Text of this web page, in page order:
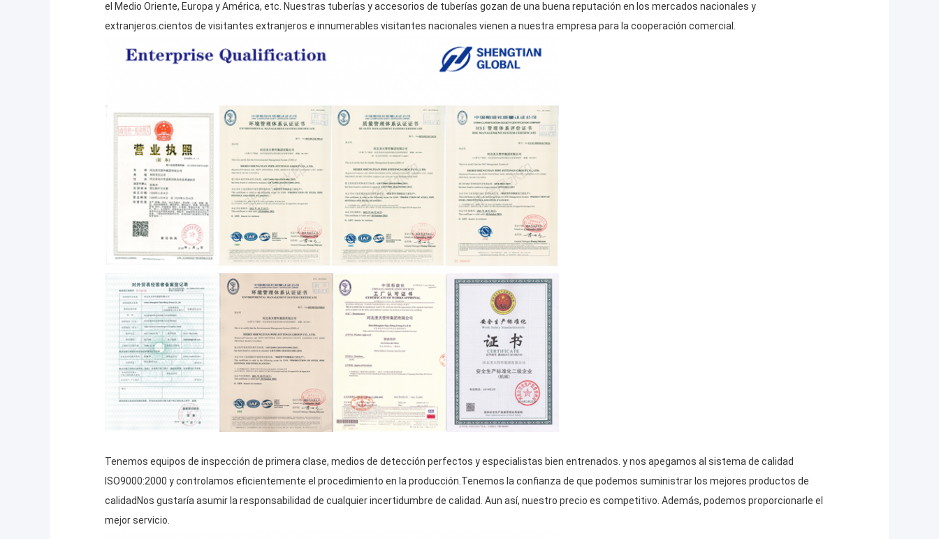
el Medio Oriente, Europa y América, etc. Nuestras tuberías y accesorios de tuberías gozan de una buena reputación en los mercados nacionales y
extranjeros.cientos de visitantes extranjeros e innumerables visitantes nacionales vienen a nuestra empresa para la cooperación comercial.
Tenemos equipos de inspección de primera clase, medios de detección perfectos y especialistas bien entrenados. y nos apegamos al sistema de calidad
ISO9000:2000 y controlamos eficientemente el procedimiento en la producción.Tenemos la confianza de que podemos suministrar los mejores productos de
calidadNos gustaría asumir la responsabilidad de cualquier incertidumbre de calidad. Aun así, nuestro precio es competitivo. Además, podemos proporcionarle el
mejor servicio.